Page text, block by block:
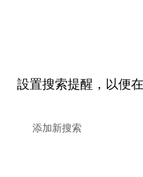
設置搜索提醒，以便